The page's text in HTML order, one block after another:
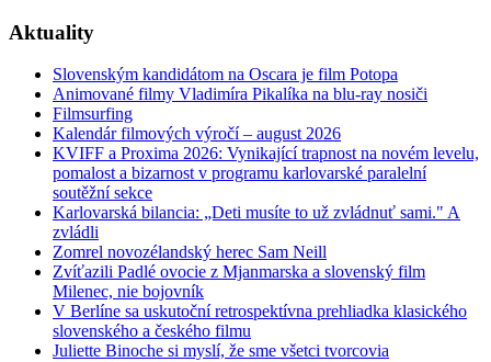
Aktuality
Slovenským kandidátom na Oscara je film Potopa
Animované filmy Vladimíra Pikalíka na blu-ray nosiči
Filmsurfing
Kalendár filmových výročí – august 2026
KVIFF a Proxima 2026: Vynikající trapnost na novém levelu,
pomalost a bizarnost v programu karlovarské paralelní
soutěžní sekce
Karlovarská bilancia: „Deti musíte to už zvládnuť sami." A
zvládli
Zomrel novozélandský herec Sam Neill
Zvíťazili Padlé ovocie z Mjanmarska a slovenský film
Milenec, nie bojovník
V Berlíne sa uskutoční retrospektívna prehliadka klasického
slovenského a českého filmu
Juliette Binoche si myslí, že sme všetci tvorcovia